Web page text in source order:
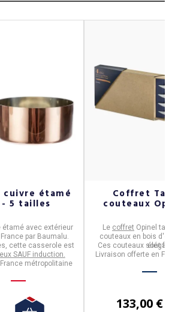
cuivre étamé
- 5 tailles
étamé avec extérieur
France par Baumalu.
, cette casserole est
SAUF induction.
métropolitaine
Coffret
couteaux
Le coffret Opinel table
couteaux en bois
Ces couteaux sont
Livraison offerte en
133,00 €